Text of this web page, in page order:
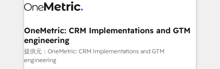
Iberia (Spain & Portugal), we combine human insight
growth. Our multidisciplinary team designs solutions
that simplify complexity, boost performance, and
turn innovation into real impact. 🌍 Highlights •
HubSpot Partner since 2012 • 2022 EMEA Impact
OneMetric: CRM Implementations and GTM
engineering
提供元：OneMetric: CRM Implementations and GTM
engineering